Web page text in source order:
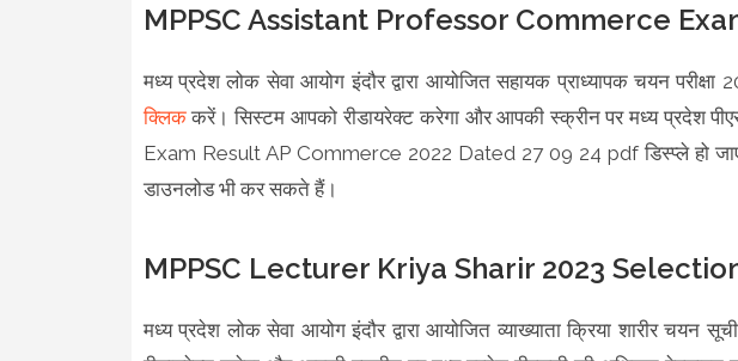
MPPSC Assistant Professor Commerce
मध्य प्रदेश लोक सेवा आयोग इंदौर द्वारा आयोजित सहायक प्राध्यापक चयन
क्लिककरें। सिस्टम आपको रीडायरेक्ट करेगा और आपकी स्क्रीन पर मध्य प्रदेश
Exam Result AP Commerce 2022 Dated 27 09 24 pdf डिस्प्ले हो
डाउनलोड भी कर सकते हैं।
MPPSC Lecturer Kriya Sharir 2023
मध्य प्रदेश लोक सेवा आयोग इंदौर द्वारा आयोजित व्याख्याता क्रिया शारीर चयन